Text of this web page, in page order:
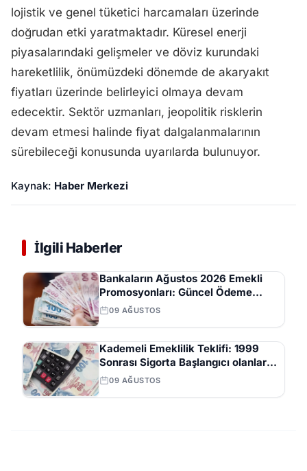
lojistik ve genel tüketici harcamaları üzerinde
doğrudan etki yaratmaktadır. Küresel enerji
piyasalarındaki gelişmeler ve döviz kurundaki
hareketlilik, önümüzdeki dönemde de akaryakıt
fiyatları üzerinde belirleyici olmaya devam
edecektir. Sektör uzmanları, jeopolitik risklerin
devam etmesi halinde fiyat dalgalanmalarının
sürebileceği konusunda uyarılarda bulunuyor.
Kaynak: Haber Merkezi
İlgili Haberler
Bankaların Ağustos 2026 Emekli
Promosyonları: Güncel Ödeme
Tutarları ve Şartları
09 AĞUSTOS
Kademeli Emeklilik Teklifi: 1999
Sonrası Sigorta Başlangıcı olanlar
Kaç Yaşında Emekli Olacak?
09 AĞUSTOS